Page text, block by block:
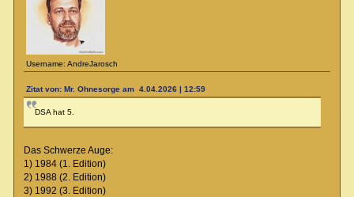
Username: AndreJarosch
Zitat von: Mr. Ohnesorge am 4.04.2026 | 12:59
DSA hat 5.
Das Schwerze Auge:
1) 1984 (1. Edition)
2) 1988 (2. Edition)
3) 1992 (3. Edition)